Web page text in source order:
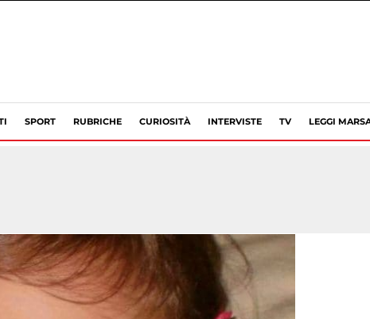
SPORT RUBRICHE CURIOSITÀ INTERVISTE TV LEGGI